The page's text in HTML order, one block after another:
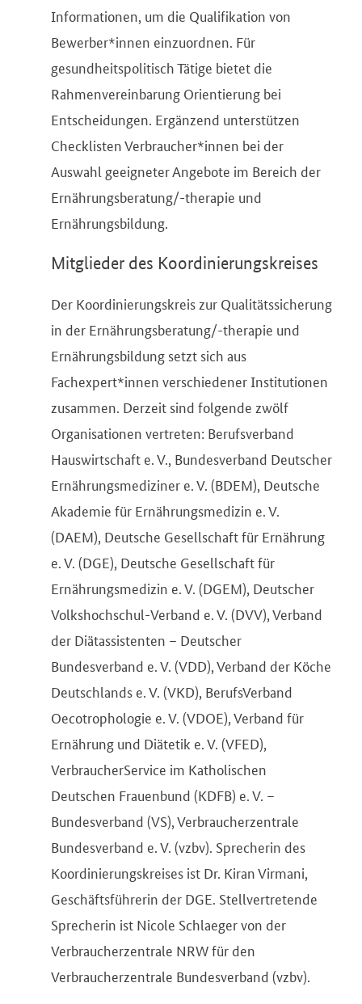
Informationen, um die Qualifikation von
Bewerber*innen einzuordnen. Für
gesundheitspolitisch Tätige bietet die
Rahmenvereinbarung Orientierung bei
Entscheidungen. Ergänzend unterstützen
Checklisten Verbraucher*innen bei der
Auswahl geeigneter Angebote im Bereich der
Ernährungsberatung/-therapie und
Ernährungsbildung.
Mitglieder des Koordinierungskreises
Der Koordinierungskreis zur Qualitätssicherung
in der Ernährungsberatung/-therapie und
Ernährungsbildung setzt sich aus
Fachexpert*innen verschiedener Institutionen
zusammen. Derzeit sind folgende zwölf
Organisationen vertreten: Berufsverband
Hauswirtschaft e. V., Bundesverband Deutscher
Ernährungsmediziner e. V. (BDEM), Deutsche
Akademie für Ernährungsmedizin e. V.
(DAEM), Deutsche Gesellschaft für Ernährung
e. V. (DGE), Deutsche Gesellschaft für
Ernährungsmedizin e. V. (DGEM), Deutscher
Volkshochschul-Verband e. V. (DVV), Verband
der Diätassistenten – Deutscher
Bundesverband e. V. (VDD), Verband der Köche
Deutschlands e. V. (VKD), BerufsVerband
Oecotrophologie e. V. (VDOE), Verband für
Ernährung und Diätetik e. V. (VFED),
VerbraucherService im Katholischen
Deutschen Frauenbund (KDFB) e. V. –
Bundesverband (VS), Verbraucherzentrale
Bundesverband e. V. (vzbv). Sprecherin des
Koordinierungskreises ist Dr. Kiran Virmani,
Geschäftsführerin der DGE. Stellvertretende
Sprecherin ist Nicole Schlaeger von der
Verbraucherzentrale NRW für den
Verbraucherzentrale Bundesverband (vzbv).